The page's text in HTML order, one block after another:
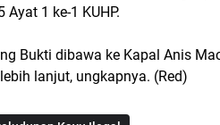
1 ke-1 KUHP.
Bukti dibawa ke Kapal Anis
lanjut, ungkapnya. (Red)